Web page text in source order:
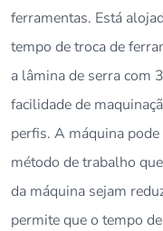
ferramentas. Está
tempo de troca de
a lâmina de serra com
facilidade de
perfis. A máquina
método de trabalho
da máquina sejam
permite que o tempo